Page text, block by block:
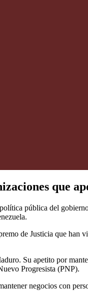
que
pública del
de Justicia que han
Su apetito por
Progresista (PNP).
negocios con